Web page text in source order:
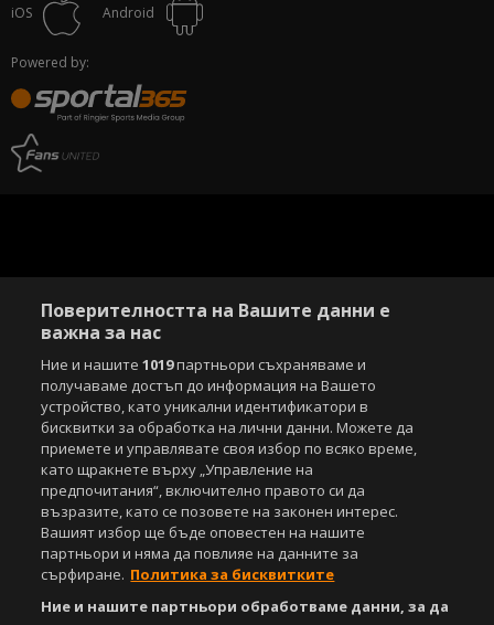
iOS Android
Powered by:
Поверителността на Вашите данни е
важна за нас
Ние и нашите1019партньори съхраняваме и
получаваме достъп до информация на Вашето
устройство, като уникални идентификатори в
бисквитки за обработка на лични данни. Можете да
приемете и управлявате своя избор по всяко време,
като щракнете върху „Управление на
предпочитания“, включително правото си да
възразите, като се позовете на законен интерес.
Вашият избор ще бъде оповестен на нашите
партньори и няма да повлияе на данните за
сърфиране. Политика за бисквитките
Ние и нашите партньори обработваме данни, за да